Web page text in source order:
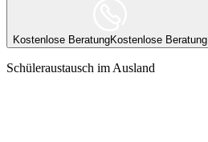
Kostenlose BeratungKostenlose Beratung
Schüleraustausch im Ausland